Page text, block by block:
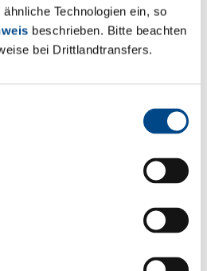
Technologien ein, so
beschrieben. Bitte beachten
bei Drittlandtransfers.
Daten versichern Sie, dass